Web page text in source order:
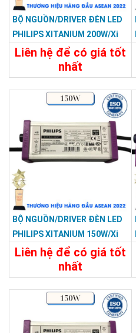
BỘ NGUỒN/DRIVER ĐÈN LED
PHILIPS XITANIUM 200W/Xi
LP 200W 0.5–1.5A S1 WL I196
Liên hệ để có giá tốt
nhất
BỘ NGUỒN/DRIVER ĐÈN LED
PHILIPS XITANIUM 150W/Xi
LP 150W 0.5–1.5A S1 WL I175
Liên hệ để có giá tốt
nhất